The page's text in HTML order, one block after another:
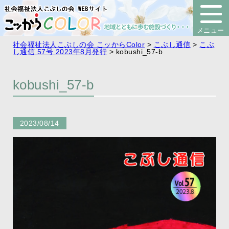
社会福祉法人こぶしの会 こッからColor > こぶし通信 > こぶ
し通信 57号 2023年8月発行 > kobushi_57-b
kobushi_57-b
2023/08/14